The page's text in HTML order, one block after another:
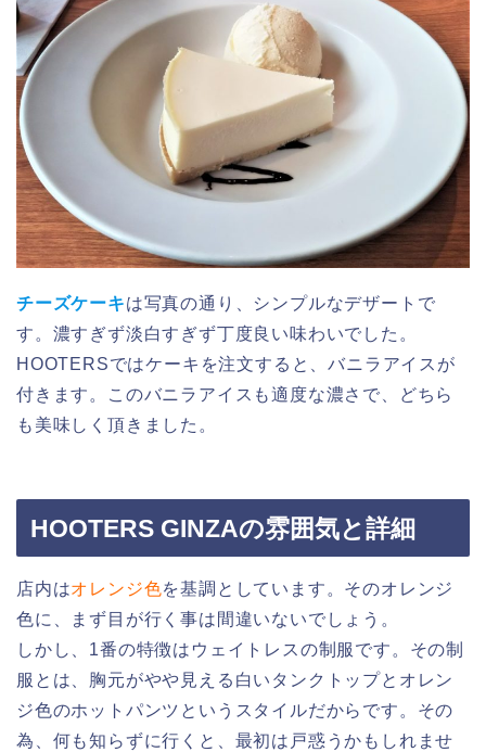
チーズケーキは写真の通り、シンプルなデザートで
す。濃すぎず淡白すぎず丁度良い味わいでした。
HOOTERSではケーキを注文すると、バニラアイスが
付きます。このバニラアイスも適度な濃さで、どちら
も美味しく頂きました。
HOOTERS GINZAの雰囲気と詳細
店内はオレンジ色を基調としています。そのオレンジ
色に、まず目が行く事は間違いないでしょう。
しかし、1番の特徴はウェイトレスの制服です。その制
服とは、胸元がやや見える白いタンクトップとオレン
ジ色のホットパンツというスタイルだからです。その
為、何も知らずに行くと、最初は戸惑うかもしれませ